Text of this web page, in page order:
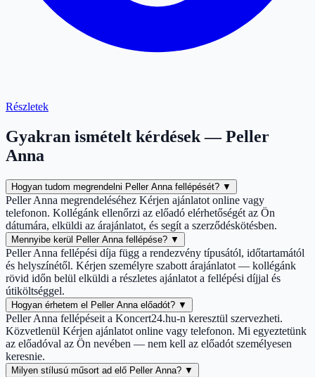
Részletek
Gyakran ismételt kérdések — Peller
Anna
Hogyan tudom megrendelni Peller Anna fellépését? ▼
Peller Anna megrendeléséhez Kérjen ajánlatot online vagy
telefonon. Kollégánk ellenőrzi az előadó elérhetőségét az Ön
dátumára, elküldi az árajánlatot, és segít a szerződéskötésben.
Mennyibe kerül Peller Anna fellépése? ▼
Peller Anna fellépési díja függ a rendezvény típusától, időtartamától
és helyszínétől. Kérjen személyre szabott árajánlatot — kollégánk
rövid időn belül elküldi a részletes ajánlatot a fellépési díjjal és
útiköltséggel.
Hogyan érhetem el Peller Anna előadót? ▼
Peller Anna fellépéseit a Koncert24.hu-n keresztül szervezheti.
Közvetlenül Kérjen ajánlatot online vagy telefonon. Mi egyeztetünk
az előadóval az Ön nevében — nem kell az előadót személyesen
keresnie.
Milyen stílusú műsort ad elő Peller Anna? ▼